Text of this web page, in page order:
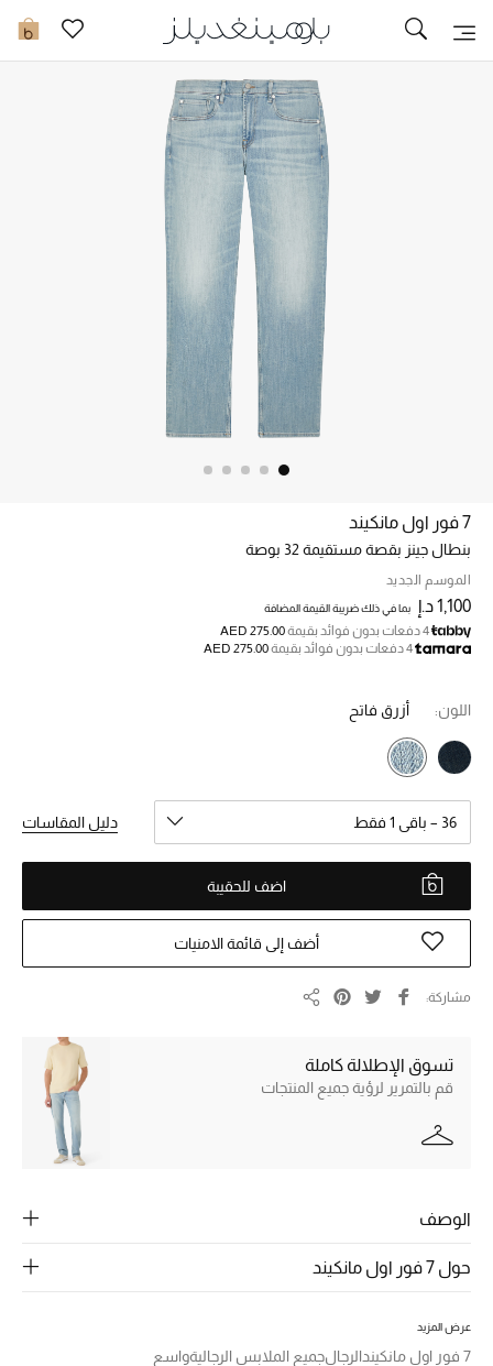
0 تخفيضات
خصم حتى 70%
تسوقوا الآن
ما وصلنا حديثاً
ما وصلنا حديثاً
الموسم الجديد
النساء
الحقائب النسائية
أحذية النسائية
الأطفال
مستلزمات المنزل
7 فور اول مانكيند
بنطال جينز بقصة مستقيمة 32 بوصة
الموسم الجديد
1,100 د.إ بما في ذلك ضريبة القيمة المضافة
4 دفعات بدون فوائد بقيمة
AED 275.00
4 دفعات بدون فوائد بقيمة
AED 275.00
اللون: أزرق فاتح
36 – باقي 1 فقط دليل المقاسات
اضف للحقيبة
أضف إلى قائمة الامنيات
مشاركة
تسوق الإطلالة كاملة
قم بالتمرير لرؤية جميع المنتجات
الوصف
حول 7 فور اول مانكيند
عرض المزيد
7 فور اول مانكيند الرجالجميع الملابس الرجاليةواسع